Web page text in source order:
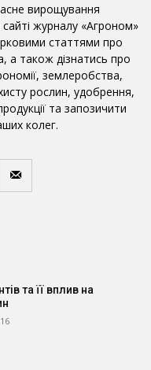
вирощування
журналу «Агроном»
статтями про
а також дізнатись про
землеробства,
рослин, удобрення,
та запозичити
колег.
та її вплив на